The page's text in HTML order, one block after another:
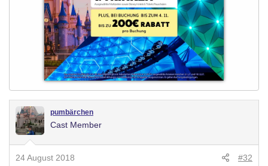
pumbärchen
Cast Member
24 August 2018 #32